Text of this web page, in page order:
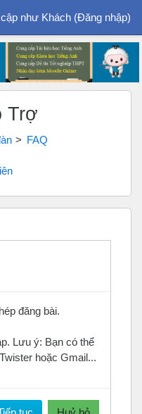
như Khách (Đăng nhập)
Trợ
FAQ
đăng bài.
Lưu ý: Bạn có thể
hoặc Gmail...